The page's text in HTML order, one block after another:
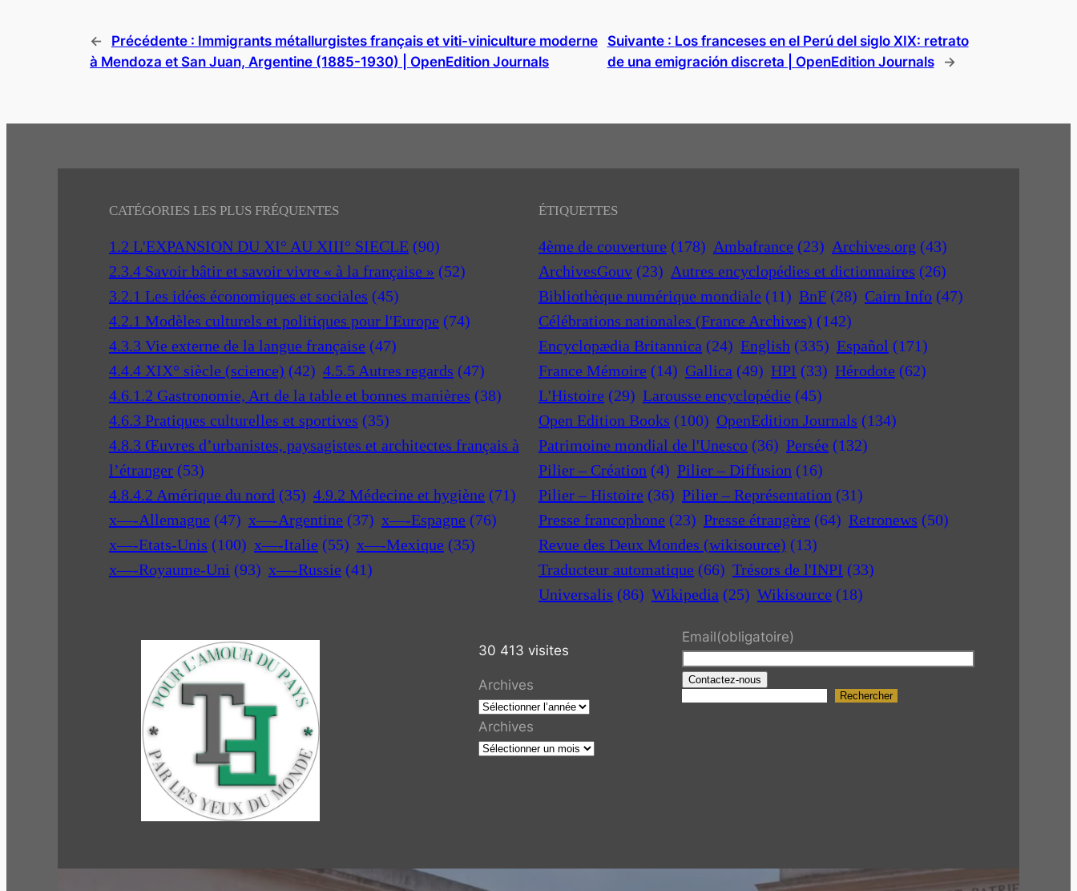
← Précédente : Immigrants métallurgistes français et viti-viniculture moderne
à Mendoza et San Juan, Argentine (1885-1930) | OpenEdition Journals
Suivante : Los franceses en el Perú del siglo XIX: retrato
de una emigración discreta | OpenEdition Journals
→
CATÉGORIES LES PLUS FRÉQUENTES
1.2 L'EXPANSION DU XI° AU XIII° SIECLE (90)
2.3.4 Savoir bâtir et savoir vivre « à la française » (52)
3.2.1 Les idées économiques et sociales (45)
4.2.1 Modèles culturels et politiques pour l'Europe (74)
4.3.3 Vie externe de la langue française (47)
4.4.4 XIX° siècle (science) (42) 4.5.5 Autres regards (47)
4.6.1.2 Gastronomie, Art de la table et bonnes manières (38)
4.6.3 Pratiques culturelles et sportives (35)
4.8.3 Œuvres d’urbanistes, paysagistes et architectes français à
l’étranger (53)
4.8.4.2 Amérique du nord (35) 4.9.2 Médecine et hygiène (71)
x—-Allemagne (47) x—-Argentine (37) x—-Espagne (76)
x—-Etats-Unis (100) x—-Italie (55) x—-Mexique (35)
x—-Royaume-Uni (93) x—-Russie (41)
ÉTIQUETTES
4ème de couverture (178) Ambafrance (23) Archives.org (43)
ArchivesGouv (23) Autres encyclopédies et dictionnaires (26)
Bibliothèque numérique mondiale (11) BnF (28) Cairn Info (47)
Célébrations nationales (France Archives) (142)
Encyclopædia Britannica (24) English (335) Español (171)
France Mémoire (14) Gallica (49) HPI (33) Hérodote (62)
L'Histoire (29) Larousse encyclopédie (45)
Open Edition Books (100) OpenEdition Journals (134)
Patrimoine mondial de l'Unesco (36) Persée (132)
Pilier – Création (4) Pilier – Diffusion (16)
Pilier – Histoire (36) Pilier – Représentation (31)
Presse francophone (23) Presse étrangère (64) Retronews (50)
Revue des Deux Mondes (wikisource) (13)
Traducteur automatique (66) Trésors de l'INPI (33)
Universalis (86) Wikipedia (25) Wikisource (18)
30 413 visites
Archives
Archives
Email(obligatoire)
Contactez-nous
e
Rechercher